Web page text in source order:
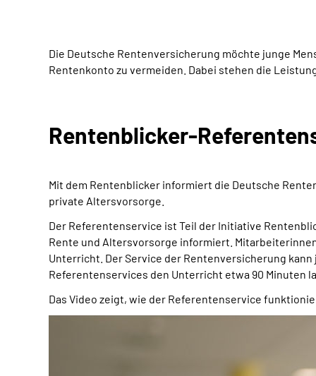
Die Deutsche Rentenversicherung möchte junge
Rentenkonto zu vermeiden. Dabei stehen die
Rentenblicker-
Mit dem Rentenblicker informiert die Deutsche
private Altersvorsorge.
Der Referentenservice ist Teil der Initiative
Rente und Altersvorsorge informiert.
Unterricht. Der Service der Rentenversicherung
Referentenservices den Unterricht etwa 90 Minuten
Das Video zeigt, wie der Referentenservice